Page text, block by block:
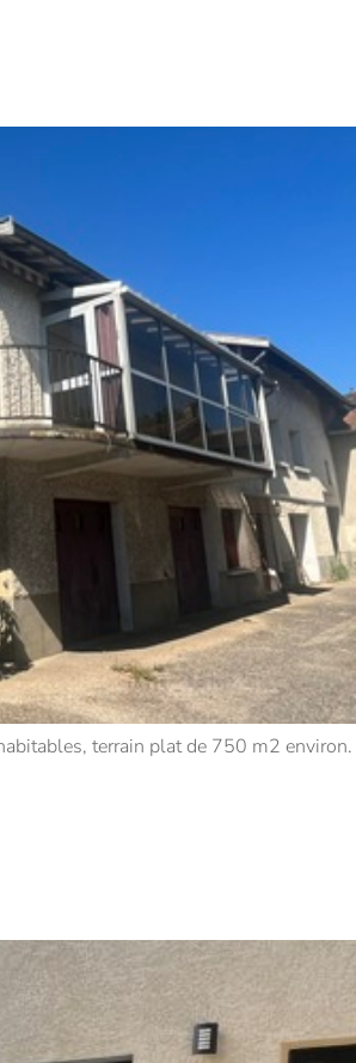
terrain plat de 750 m2 environ.